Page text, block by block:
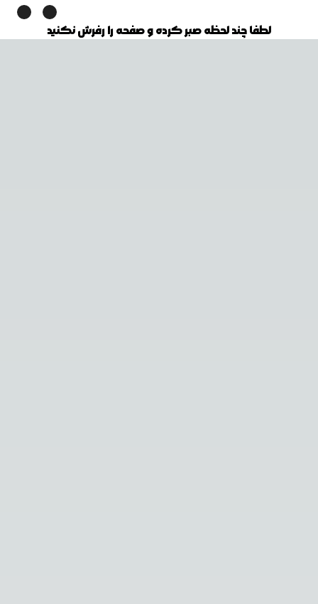
لطفا چند لحظه صبر کرده و صفحه را رفرش نکنید